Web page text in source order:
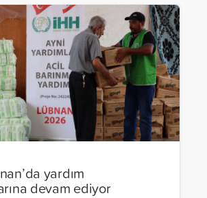
yardım
devam ediyor